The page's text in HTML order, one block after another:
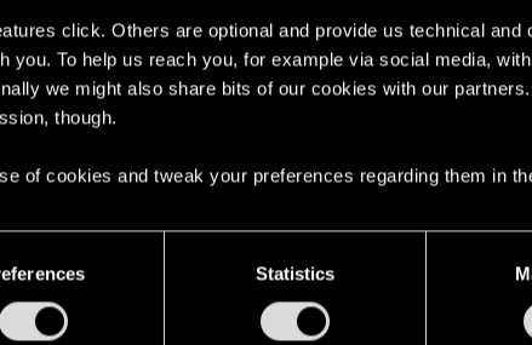
click. Others are optional and provide us technical and
you. To help us reach you, for example via social media,
we might also share bits of our cookies with our
though.
of cookies and tweak your preferences regarding them in
Statistics
фуллхд на выоских? 60 фпс